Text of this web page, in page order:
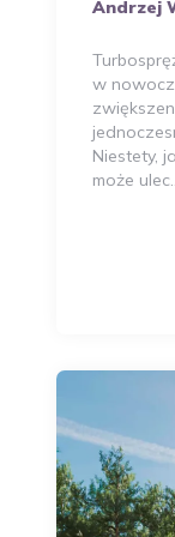
Andrzej
w
Niestety,
może